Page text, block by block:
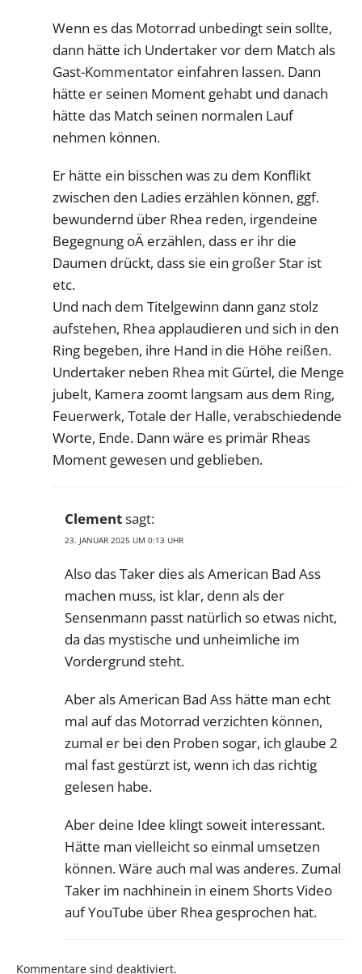
Wenn es das Motorrad unbedingt sein sollte,
dann hätte ich Undertaker vor dem Match als
Gast-Kommentator einfahren lassen. Dann
hätte er seinen Moment gehabt und danach
hätte das Match seinen normalen Lauf
nehmen können.
Er hätte ein bisschen was zu dem Konflikt
zwischen den Ladies erzählen können, ggf.
bewundernd über Rhea reden, irgendeine
Begegnung oÄ erzählen, dass er ihr die
Daumen drückt, dass sie ein großer Star ist
etc.
Und nach dem Titelgewinn dann ganz stolz
aufstehen, Rhea applaudieren und sich in den
Ring begeben, ihre Hand in die Höhe reißen.
Undertaker neben Rhea mit Gürtel, die Menge
jubelt, Kamera zoomt langsam aus dem Ring,
Feuerwerk, Totale der Halle, verabschiedende
Worte, Ende. Dann wäre es primär Rheas
Moment gewesen und geblieben.
Clementsagt:
23. JANUAR 2025 UM 0:13 UHR
Also das Taker dies als American Bad Ass
machen muss, ist klar, denn als der
Sensenmann passt natürlich so etwas nicht,
da das mystische und unheimliche im
Vordergrund steht.
Aber als American Bad Ass hätte man echt
mal auf das Motorrad verzichten können,
zumal er bei den Proben sogar, ich glaube 2
mal fast gestürzt ist, wenn ich das richtig
gelesen habe.
Aber deine Idee klingt soweit interessant.
Hätte man vielleicht so einmal umsetzen
können. Wäre auch mal was anderes. Zumal
Taker im nachhinein in einem Shorts Video
auf YouTube über Rhea gesprochen hat.
Kommentare sind deaktiviert.